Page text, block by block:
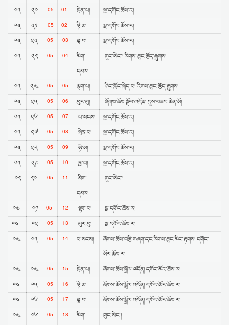
༠༣
༢༠ 05 01 སྤེན་པ།
སྔ་དགོང་ཆོས་ར།
༠༣
༢༡ 05 02 ཉི་མ།
སྔ་དགོང་ཆོས་ར།
༠༣
༢༢ 05 03 ཟླ་བ།
སྔ་དགོང་ཆོས་ར།
༠༣
༢༣ 05 04
མིག་
དམར།
གུང་སེང་། རིགས་ཆུང་རྩོད་རྒྱུགས།
༠༣ ༢༤ 05 05 ལྷག་པ།
ཤིང་སློང་སྐེད་པ། རིགས་ཆུང་རྩོད་རྒྱུགས།
༠༣
༢༥ 05 06 ཕུར་བུ།
ཞོགས་ཆོས་སྒྲོལ་འདོན། དུས་བཟང་ཆེན་མོ།
༠༣
༢༦ 05 07 པ་སངས།
སྔ་དགོང་ཆོས་ར།
༠༣
༢༧ 05 08 སྤེན་པ།
སྔ་དགོང་ཆོས་ར།
༠༣
༢༨ 05 09 ཉི་མ།
སྔ་དགོང་ཆོས་ར།
༠༣
༢༩ 05 10 ཟླ་བ།
སྔ་དགོང་ཆོས་ར།
༠༣
༣༠ 05 11
མིག་
དམར།
གུང་སེང་།
༠༤ ༠༡ 05 12 ལྷག་པ།
སྔ་དགོང་ཆོས་ར།
༠༤
༠༢ 05 13 ཕུར་བུ།
སྔ་དགོང་ཆོས་ར།
༠༤
༠༣ 05 14 པ་སངས།
ཞོགས་ཆོས་བརྩི་གཞག་དང་རིགས་ཆུང་མིང་རྟགས། དགོང་
མོར་ཆོས་ར།
༠༤
༠༤ 05 15 སྤེན་པ།
ཞོགས་ཆོས་སྒྲོལ་འདོན། དགོང་མོར་ཆོས་ར།
༠༤
༠༥ 05 16 ཉི་མ།
ཞོགས་ཆོས་སྒྲོལ་འདོན། དགོང་མོར་ཆོས་ར།
༠༤
༠༦ 05 17 ཟླ་བ།
ཞོགས་ཆོས་སྒྲོལ་འདོན། དགོང་མོར་ཆོས་ར།
༠༤
༠༦ 05 18
མིག་
གུང་སེང་།